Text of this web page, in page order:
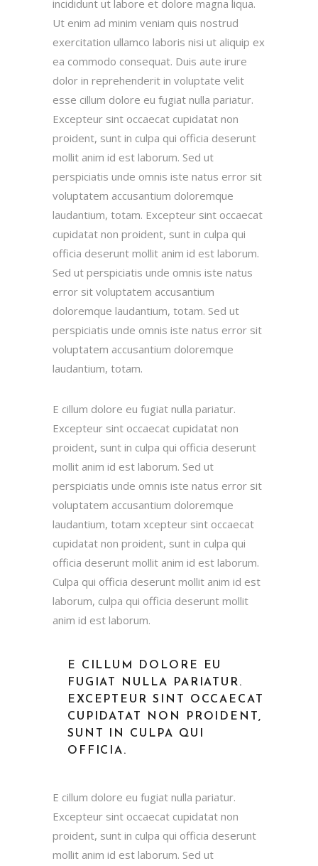
incididunt ut labore et dolore magna liqua.
Ut enim ad minim veniam quis nostrud
exercitation ullamco laboris nisi ut aliquip ex
ea commodo consequat. Duis aute irure
dolor in reprehenderit in voluptate velit
esse cillum dolore eu fugiat nulla pariatur.
Excepteur sint occaecat cupidatat non
proident, sunt in culpa qui officia deserunt
mollit anim id est laborum. Sed ut
perspiciatis unde omnis iste natus error sit
voluptatem accusantium doloremque
laudantium, totam. Excepteur sint occaecat
cupidatat non proident, sunt in culpa qui
officia deserunt mollit anim id est laborum.
Sed ut perspiciatis unde omnis iste natus
error sit voluptatem accusantium
doloremque laudantium, totam. Sed ut
perspiciatis unde omnis iste natus error sit
voluptatem accusantium doloremque
laudantium, totam.
E cillum dolore eu fugiat nulla pariatur.
Excepteur sint occaecat cupidatat non
proident, sunt in culpa qui officia deserunt
mollit anim id est laborum. Sed ut
perspiciatis unde omnis iste natus error sit
voluptatem accusantium doloremque
laudantium, totam xcepteur sint occaecat
cupidatat non proident, sunt in culpa qui
officia deserunt mollit anim id est laborum.
Culpa qui officia deserunt mollit anim id est
laborum, culpa qui officia deserunt mollit
anim id est laborum.
E CILLUM DOLORE EU
FUGIAT NULLA PARIATUR.
EXCEPTEUR SINT OCCAECAT
CUPIDATAT NON PROIDENT,
SUNT IN CULPA QUI
OFFICIA.
E cillum dolore eu fugiat nulla pariatur.
Excepteur sint occaecat cupidatat non
proident, sunt in culpa qui officia deserunt
mollit anim id est laborum. Sed ut